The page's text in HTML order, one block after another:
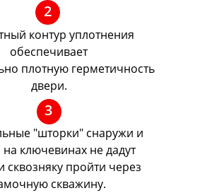
контур уплотнения
обеспечивает
плотную герметичность
двери.
"шторки" снаружи и
на ключевинах не дадут
сквозняку пройти через
скважину.
2
3